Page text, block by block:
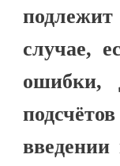
случае,
ошибки,